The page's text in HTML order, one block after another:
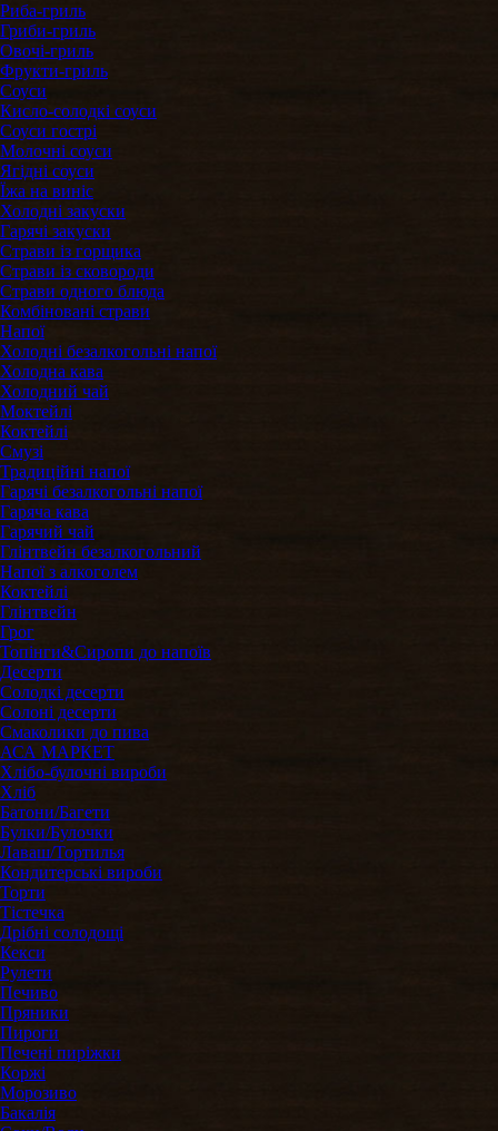
Риба-гриль
Гриби-гриль
Овочі-гриль
Фрукти-гриль
Соуси
Кисло-солодкі соуси
Соуси гострі
Молочні соуси
Ягідні соуси
Їжа на виніс
Холодні закуски
Гарячі закуски
Страви із горщика
Страви із сковороди
Страви одного блюда
Комбіновані страви
Напої
Холодні безалкогольні напої
Холодна кава
Холодний чай
Моктейлі
Коктейлі
Смузі
Традиційні напої
Гарячі безалкогольні напої
Гаряча кава
Гарячий чай
Глінтвейн безалкогольний
Напої з алкоголем
Коктейлі
Глінтвейн
Грог
Топінги&Сиропи до напоїв
Десерти
Солодкі десерти
Солоні десерти
Смаколики до пива
АСА МАРКЕТ
Хлібо-булочні вироби
Хліб
Батони/Багети
Булки/Булочки
Лаваш/Тортилья
Кондитерські вироби
Торти
Тістечка
Дрібні солодощі
Кекси
Рулети
Печиво
Пряники
Пироги
Печені пиріжки
Коржі
Морозиво
Бакалія